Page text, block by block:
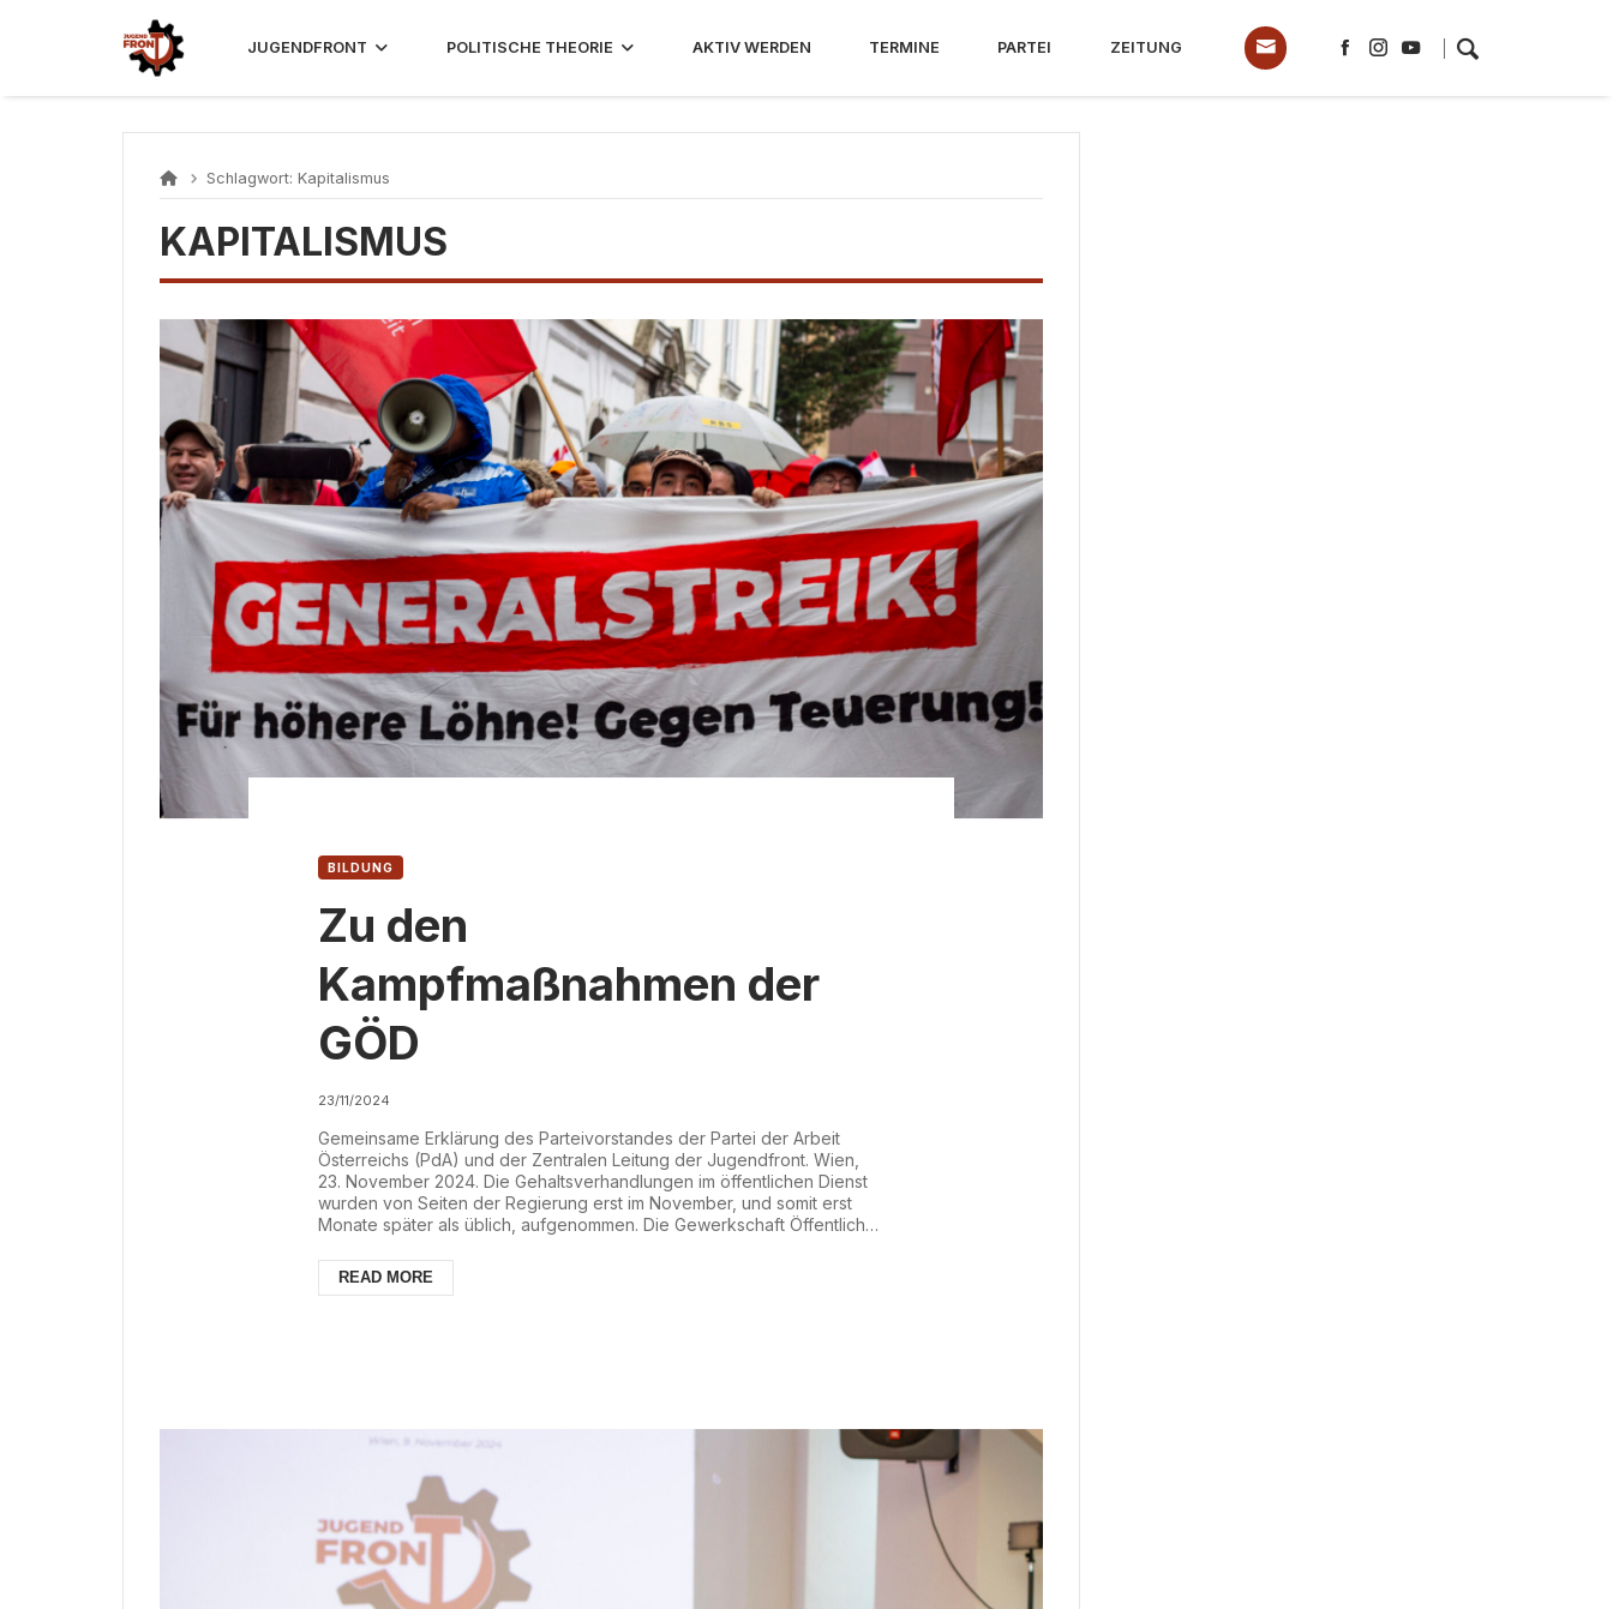
JUGENDFRONT POLITISCHE THEORIE AKTIV WERDEN TERMINE PARTEI ZEITUNG
Schlagwort: Kapitalismus
KAPITALISMUS
BILDUNG
Zu den
Kampfmaßnahmen der
GÖD
23/11/2024
Gemeinsame Erklärung des Parteivorstandes der Partei der Arbeit
Österreichs (PdA) und der Zentralen Leitung der Jugendfront. Wien,
23. November 2024. Die Gehaltsverhandlungen im öffentlichen Dienst
wurden von Seiten der Regierung erst im November, und somit erst
Monate später als üblich, aufgenommen. Die Gewerkschaft Öffentlicher
mit Beginn des nächsten Jahres nicht erhöhen zu müssen. Mittlerweile
hat sich sogar die Präsidentin...
READ MORE